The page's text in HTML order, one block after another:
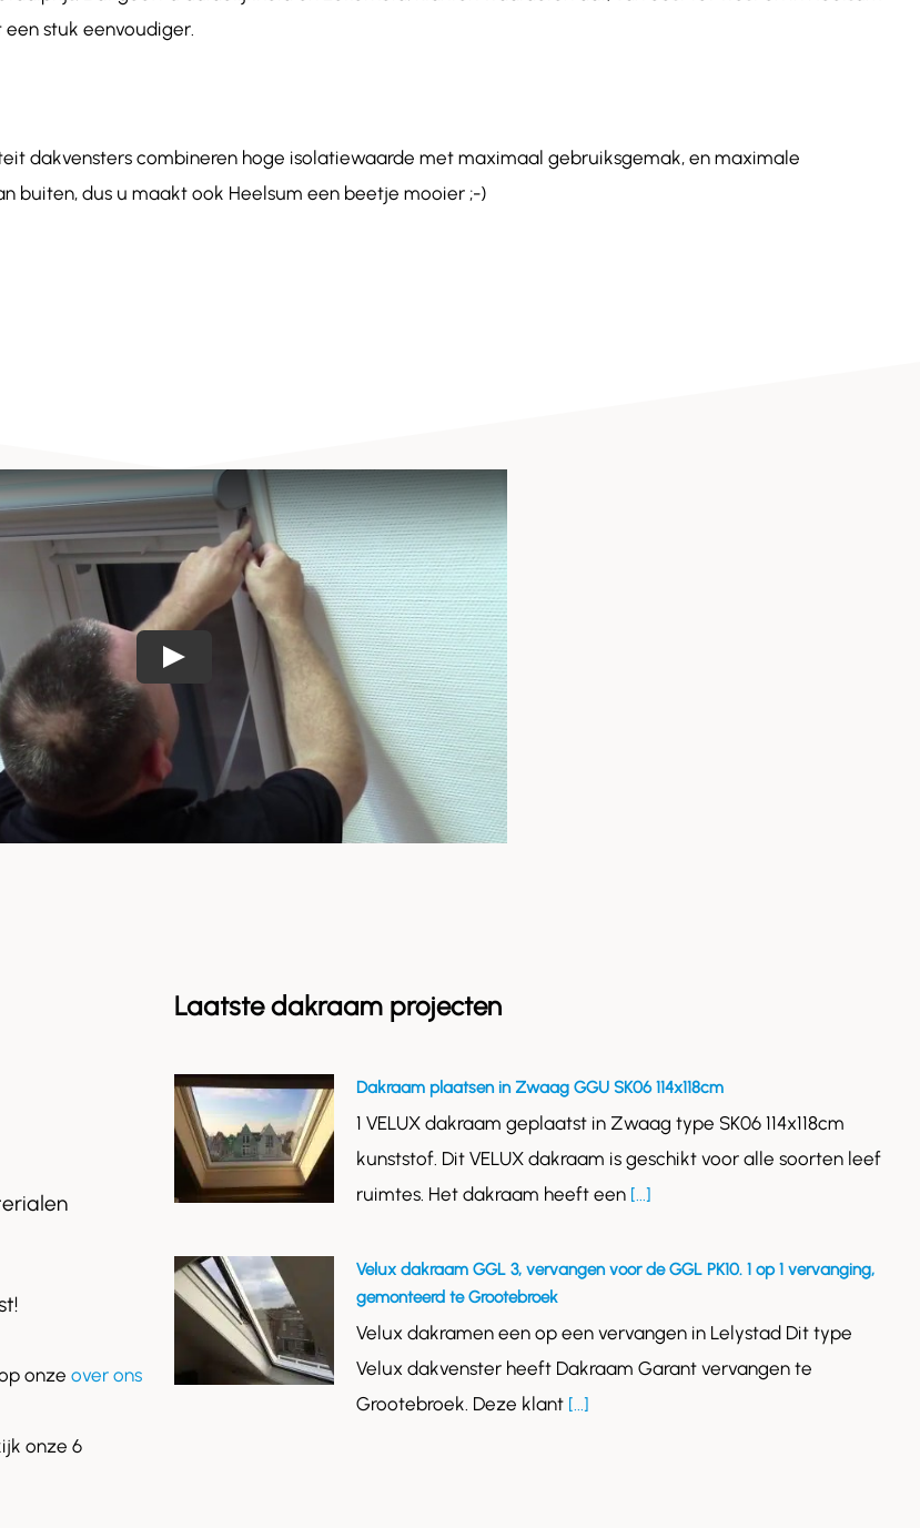
stuk eenvoudiger.
dakvensters combineren hoge isolatiewaarde met maximaal gebruiksgemak, en maximale
buiten, dus u maakt ook Heelsum een beetje mooier ;-)
onze over ons
onze 6
Laatste dakraam projecten
Dakraam plaatsen in Zwaag GGU SK06 114x118cm
1 VELUX dakraam geplaatst in Zwaag type SK06 114x118cm
kunststof. Dit VELUX dakraam is geschikt voor alle soorten leef
ruimtes. Het dakraam heeft een [...]
Velux dakraam GGL 3, vervangen voor de GGL PK10. 1 op 1 vervanging,
gemonteerd te Grootebroek
Velux dakramen een op een vervangen in Lelystad Dit type
Velux dakvenster heeft Dakraam Garant vervangen te
Grootebroek. Deze klant [...]